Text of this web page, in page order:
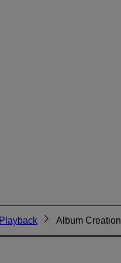
Playback Album Creation